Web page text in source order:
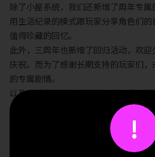
除了小屋系统，我们还新增了周年专
用生活纪录的模式跟玩家分享角色们
值得珍藏的回忆。
此外，三周年也新增了回归活动，欢
庆祝。而为了感谢长期支持的玩家们
的专属剧情。
以及之前举办的蜜话实装语音票选，
参与！除了投票之外，我们也收到许多
跃表达对角色、剧情的喜爱。各角色
装语音，到时请仔细地聆听欣赏喔！
再次感谢大家三年来的陪伴与支持，
!